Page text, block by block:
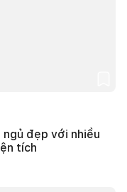
đẹp với nhiều
tích